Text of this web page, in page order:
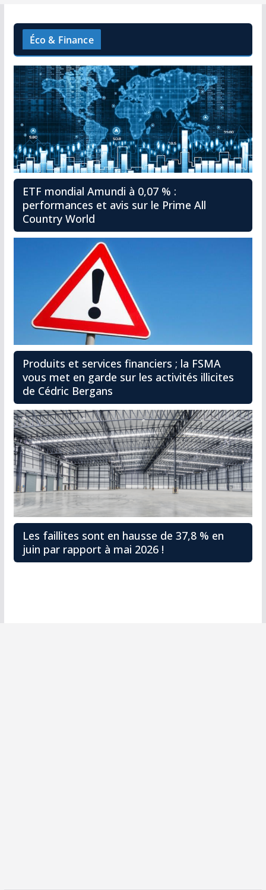
Éco & Finance
ETF mondial Amundi à 0,07 % :
performances et avis sur le Prime All
Country World
Produits et services financiers ; la FSMA
vous met en garde sur les activités illicites
de Cédric Bergans
Les faillites sont en hausse de 37,8 % en
juin par rapport à mai 2026 !